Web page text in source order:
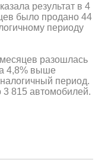
результат в 4
было продано 44
периоду
разошлась
4,8% выше
период.
3 815 автомобилей.